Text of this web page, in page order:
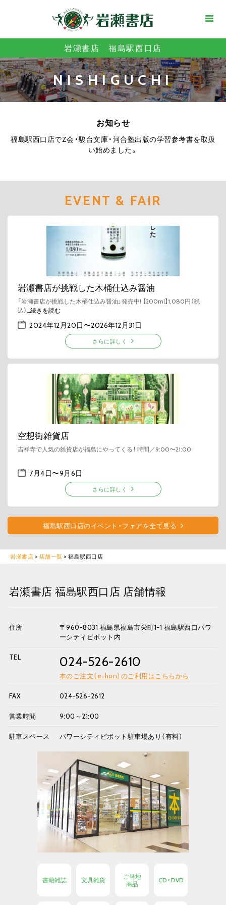
岩瀬書店 福島駅西口店
NISHIGUCHI
お知らせ
福島駅西口店でZ会・駿台文庫・河合塾出版の学習参考書を取扱
い始めました。
EVENT & FAIR
岩瀬書店が挑戦した木桶仕込み醤油
「岩瀬書店が挑戦した木桶仕込み醤油」発売中! 【200ml】1,080円（税
込）…続きを読む
2024年12月20日 〜2026年12月31日
さらに詳しく
空想街雑貨店
吉祥寺で人気の雑貨店が福島にやってくる！ 時間／9:00〜21:00
7月4日〜9月6日
さらに詳しく
福島駅西口店のイベント・フェアを全て見る
岩瀬書店 > 店舗一覧 > 福島駅西口店
岩瀬書店 福島駅西口店 店舗情報
住所
〒960-8031 福島県福島市栄町1-1 福島駅西口パワ
ーシティピボット内
TEL 024-526-2610
本のご注文（e-hon）のご利用はこちらから
FAX 024-526-2612
営業時間 9:00～21:00
駐車スペース パワーシティピボット駐車場あり（有料）
書籍雑誌 文具雑貨
ご当地
商品
CD・DVD